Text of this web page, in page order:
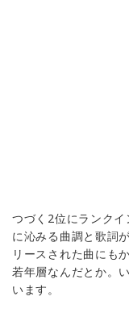
つづく2位にランク
に沁みる曲調と歌詞
リースされた曲にも
若年層なんだとか。
います。